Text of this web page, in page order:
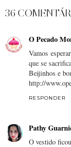
36
O Pecado
Vamos
que se
Beijinhos e
http://
RESPONDER
Pathy
O vestido